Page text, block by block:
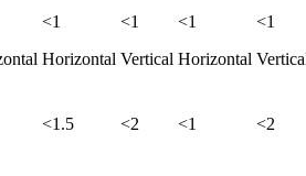
<1 <1 <1
<1
Horizontal Vertical Horizontal
<1.5 <2 <1 <2